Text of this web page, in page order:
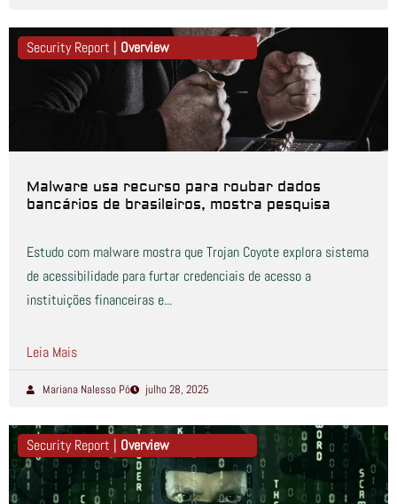
Security Report | Overview
Malware usa recurso para roubar dados
bancários de brasileiros, mostra pesquisa
Estudo com malware mostra que Trojan Coyote explora sistema
de acessibilidade para furtar credenciais de acesso a
instituições financeiras e...
Leia Mais
Mariana Nalesso Pó julho 28, 2025
Security Report | Overview